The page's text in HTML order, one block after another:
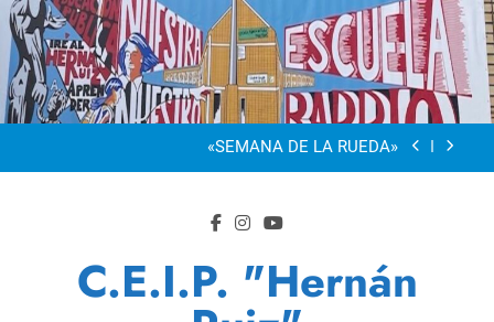
Saltar
al
contenido
“Visibles Sí”
Dia De La Familia
«SEMANA DE LA RUEDA»
Dia De La Familia
C.E.I.P. "Hernán